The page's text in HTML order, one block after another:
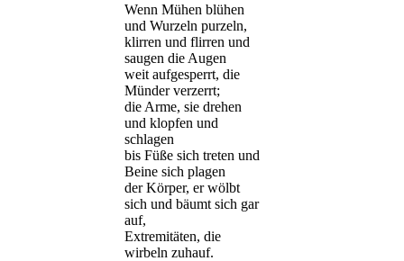
Wenn Mühen blühen
und Wurzeln purzeln,
klirren und flirren und
saugen die Augen
weit aufgesperrt, die
Münder verzerrt;
die Arme, sie drehen
und klopfen und
schlagen
bis Füße sich treten und
Beine sich plagen
der Körper, er wölbt
sich und bäumt sich gar
auf,
Extremitäten, die
wirbeln zuhauf.